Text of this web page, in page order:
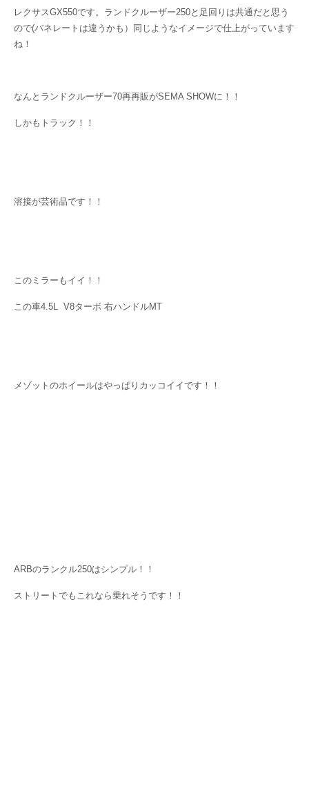
レクサスGX550です。ランドクルーザー250と足回りは共通だと思う
ので(バネレートは違うかも）同じようなイメージで仕上がっています
ね！
なんとランドクルーザー70再再販がSEMA SHOWに！！
しかもトラック！！
溶接が芸術品です！！
このミラーもイイ！！
この車4.5L V8ターボ 右ハンドルMT
メゾットのホイールはやっぱりカッコイイです！！
ARBのランクル250はシンプル！！
ストリートでもこれなら乗れそうです！！